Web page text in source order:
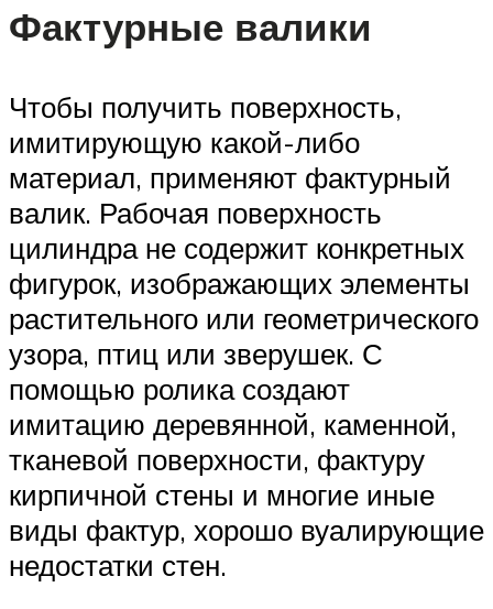
Фактурные валики
Чтобы получить поверхность,
имитирующую какой-либо
материал, применяют фактурный
валик. Рабочая поверхность
цилиндра не содержит конкретных
фигурок, изображающих элементы
растительного или геометрического
узора, птиц или зверушек. С
помощью ролика создают
имитацию деревянной, каменной,
тканевой поверхности, фактуру
кирпичной стены и многие иные
виды фактур, хорошо вуалирующие
недостатки стен.